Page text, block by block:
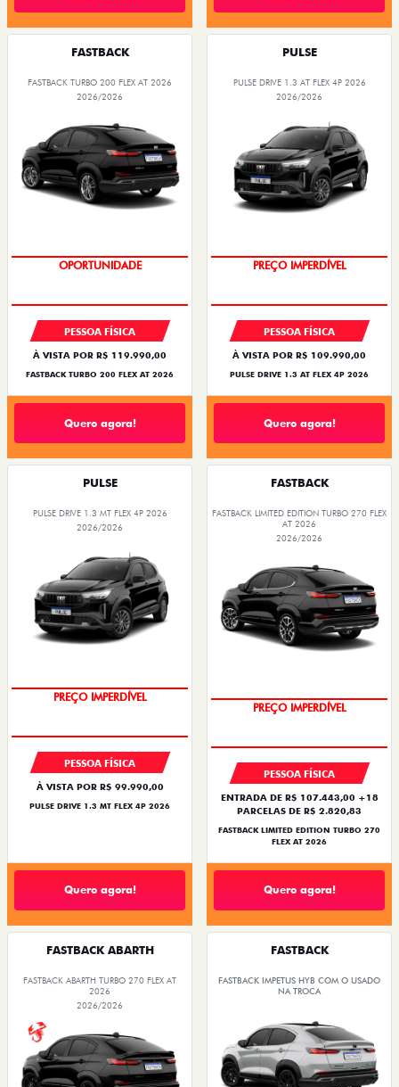
FASTBACK
FASTBACK TURBO 200 FLEX AT 2026
2026/2026
OPORTUNIDADE
PESSOA FÍSICA
À VISTA POR R$ 119.990,00
FASTBACK TURBO 200 FLEX AT 2026
Quero agora!
PULSE
PULSE DRIVE 1.3 AT FLEX 4P 2026
2026/2026
O SUV AUTOMÁTICO MAIS
PESSOA FÍSICA
À VISTA POR R$ 109.990,00
PULSE DRIVE 1.3 AT FLEX 4P 2026
Quero agora!
PULSE
PULSE DRIVE 1.3 MT FLEX 4P 2026
2026/2026
OPORTUNIDADE
PESSOA FÍSICA
À VISTA POR R$ 99.990,00
PULSE DRIVE 1.3 MT FLEX 4P 2026
Quero agora!
FASTBACK
FASTBACK LIMITED EDITION TURBO 270 FLEX
AT 2026
2026/2026
COM USADO NA TROCA
PESSOA FÍSICA
ENTRADA DE R$ 107.443,00 +18
PARCELAS DE R$ 2.820,83
FASTBACK LIMITED EDITION TURBO 270
FLEX AT 2026
Quero agora!
FASTBACK ABARTH
FASTBACK ABARTH TURBO 270 FLEX AT
2026
2026/2026
FASTBACK
FASTBACK IMPETUS HYB COM O USADO
NA TROCA